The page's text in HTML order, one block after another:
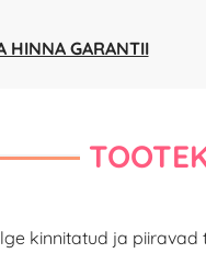
HINNA GARANTII
kinnitatud ja